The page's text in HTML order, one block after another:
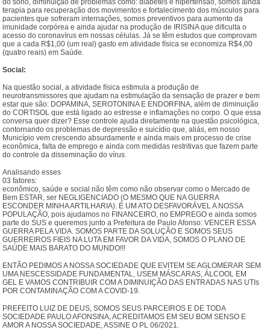
do sono, diminuição de problemas como: diabetes e hipertensão, somos ainda
terapia para recuperação dos movimentos e fortalecimento dos músculos para
pacientes que sofreram internações, somos preventivos para aumento da
imunidade corpórea e ainda ajudar na produção de IRISINA que dificulta o
acesso do coronavírus em nossas células. Já se têm estudos que comprovam
que a cada R$1,00 (um real) gasto em atividade física se economiza R$4,00
(quatro reais) em Saúde.
Social:
Na questão social, a atividade física estimula a produção de
neurotransmissores que ajudam na estimulação da sensação de prazer e bem
estar que são: DOPAMINA, SEROTONINA E ENDORFINA, além de diminuição
do CORTISOL que está ligado ao estresse e inflamações no corpo. O que essa
conversa quer dizer? Esse controle ajuda diretamente na questão psicológica,
contornando os problemas de depressão e suicídio que, aliás, em nosso
Município vem crescendo absurdamente e ainda mais em processo de crise
econômica, falta de emprego e ainda com medidas restritivas que fazem parte
do controle da disseminação do vírus.
Analisando esses
03 fatores:
econômico, saúde e social não têm como não observar como o Mercado de
Bem ESTAR, ser NEGLIGENCIADO (O MESMO QUE NA GUERRA
ESCONDER MINHA ARTILHARIA). É UM ATO DESFAVORÁVEL A NOSSA
POPULAÇÃO, pois ajudamos no FINANCEIRO, no EMPREGO e ainda somos
parte do SUS e queremos junto a Prefeitura de Paulo Afonso: VENCER ESSA
GUERRA PELA VIDA. SOMOS PARTE DA SOLUÇÃO E SOMOS SEUS
GUERREIROS FIEIS NA LUTA EM FAVOR DA VIDA, SOMOS O PLANO DE
SAÚDE MAIS BARATO DO MUNDO!!!
ENTÃO PEDIMOS A NOSSA SOCIEDADE QUE EVITEM SE AGLOMERAR SEM
UMA NESCESSIDADE FUNDAMENTAL, USEM MÁSCARAS, ÁLCOOL EM
GEL E VAMOS CONTRIBUIR COM A DIMINUIÇÃO DAS ENTRADAS NAS UTIs
POR CONTAMINAÇÃO COM A COVID-19.
PREFEITO LUIZ DE DEUS, SOMOS SEUS PARCEIROS E DE TODA
SOCIEDADE PAULO AFONSINA, ACREDITAMOS EM SEU BOM SENSO E
AMOR A NOSSA SOCIEDADE, ASSINE O PL 06/2021.